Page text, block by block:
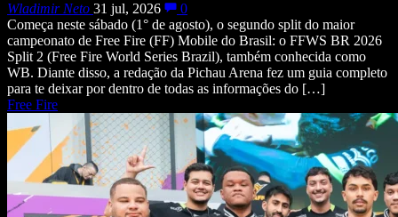
Wladimir Neto 31 jul, 2026
0
Começa neste sábado (1° de agosto), o segundo split do maior
campeonato de Free Fire (FF) Mobile do Brasil: o FFWS BR 2026
Split 2 (Free Fire World Series Brazil), também conhecida como
WB. Diante disso, a redação da Pichau Arena fez um guia completo
para te deixar por dentro de todas as informações do […]
Free Fire